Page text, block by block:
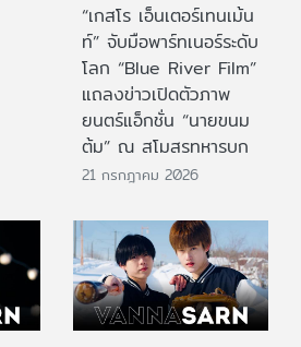
“เกสโร เอ็นเตอร์เทนเม้น
ท์” จับมือพาร์ทเนอร์ระดับ
โลก “Blue River Film”
แถลงข่าวเปิดตัวภาพ
ยนตร์แอ็กชั่น “นายขนม
ต้ม” ณ สโมสรทหารบก
21 กรกฎาคม 2026